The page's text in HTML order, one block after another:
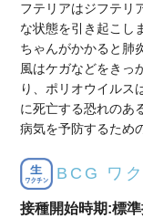
フテリアはジフテリ
な状態を引き起こし
ちゃんがかかると肺
風はケガなどをきっ
り、ポリオウイルス
に死亡する恐れのあ
病気を予防するため
BCG ワ
接種開始時期:標